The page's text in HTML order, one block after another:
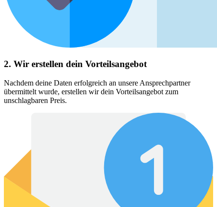
2. Wir erstellen dein Vorteilsangebot
Nachdem deine Daten erfolgreich an unsere Ansprechpartner
übermittelt wurde, erstellen wir dein Vorteilsangebot zum
unschlagbaren Preis.